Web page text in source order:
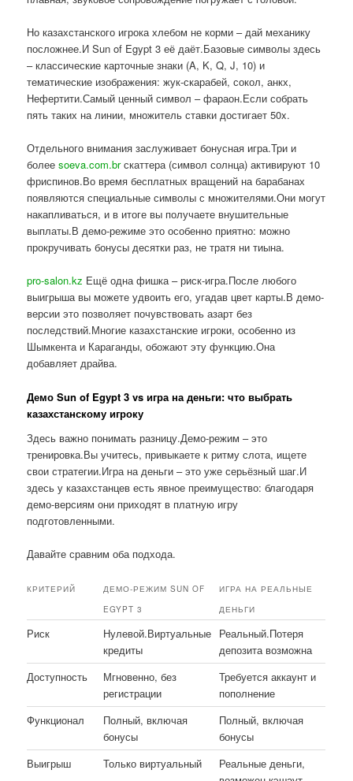
Но казахстанского игрока хлебом не корми – дай механику
посложнее.И Sun of Egypt 3 её даёт.Базовые символы здесь
– классические карточные знаки (A, K, Q, J, 10) и
тематические изображения: жук-скарабей, сокол, анкх,
Нефертити.Самый ценный символ – фараон.Если собрать
пять таких на линии, множитель ставки достигает 50x.
Отдельного внимания заслуживает бонусная игра.Три и
болееsoeva.com.brскаттера (символ солнца) активируют 10
фриспинов.Во время бесплатных вращений на барабанах
появляются специальные символы с множителями.Они могут
накапливаться, и в итоге вы получаете внушительные
выплаты.В демо-режиме это особенно приятно: можно
прокручивать бонусы десятки раз, не тратя ни тиына.
pro-salon.kz Ещё одна фишка – риск-игра.После любого
выигрыша вы можете удвоить его, угадав цвет карты.В демо-
версии это позволяет почувствовать азарт без
последствий.Многие казахстанские игроки, особенно из
Шымкента и Караганды, обожают эту функцию.Она
добавляет драйва.
Демо Sun of Egypt 3 vs игра на деньги: что выбрать
казахстанскому игроку
Здесь важно понимать разницу.Демо-режим – это
тренировка.Вы учитесь, привыкаете к ритму слота, ищете
свои стратегии.Игра на деньги – это уже серьёзный шаг.И
здесь у казахстанцев есть явное преимущество: благодаря
демо-версиям они приходят в платную игру
подготовленными.
Давайте сравним оба подхода.
КРИТЕРИЙ
ДЕМО-РЕЖИМ SUN OF
EGYPT 3
ИГРА НА РЕАЛЬНЫЕ
ДЕНЬГИ
Риск
Нулевой.Виртуальные
кредиты
Реальный.Потеря
депозита возможна
Доступность
Мгновенно, без
регистрации
Требуется аккаунт и
пополнение
Функционал
Полный, включая
бонусы
Полный, включая
бонусы
Выигрыш
Только виртуальный
Реальные деньги,